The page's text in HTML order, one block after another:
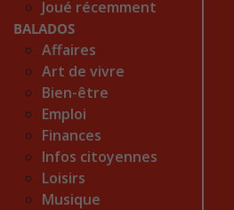
Joué récemment
BALADOS
Affaires
Art de vivre
Bien-être
Emploi
Finances
Infos citoyennes
Loisirs
Musique